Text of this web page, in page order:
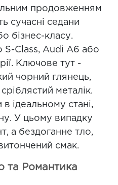
продовженням
сучасні седани
бізнес-класу.
S-Class, Audi A6 або
Ключове тут -
чорний глянець,
металік.
ідеальному стані,
У цьому випадку
а бездоганне тло,
смак.
та Романтика